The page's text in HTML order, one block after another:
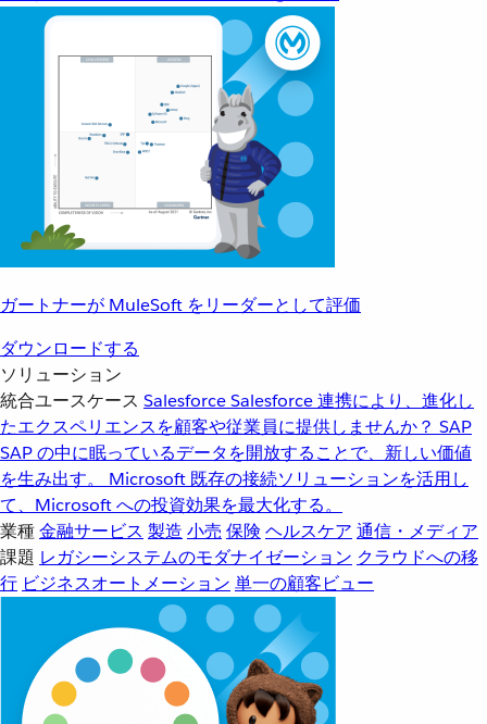
ガートナーが MuleSoft をリーダーとして評価
ダウンロードする
ソリューション
統合ユースケース SalesforceSalesforce 連携により、進化し
たエクスペリエンスを顧客や従業員に提供しませんか？ SAP
SAP の中に眠っているデータを開放することで、新しい価値
を生み出す。
Microsoft 既存の接続ソリューションを活用し
て、Microsoft への投資効果を最大化する。
業種金融サービス 製造 小売 保険 ヘルスケア 通信・メディア
課題 レガシーシステムのモダナイゼーション クラウドへの移
行 ビジネスオートメーション 単一の顧客ビュー